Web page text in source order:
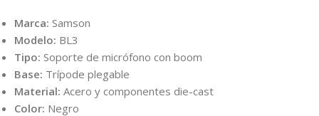
Marca: Samson
Modelo: BL3
Tipo: Soporte de micrófono con boom
Base: Trípode plegable
Material: Acero y componentes die-cast
Color: Negro